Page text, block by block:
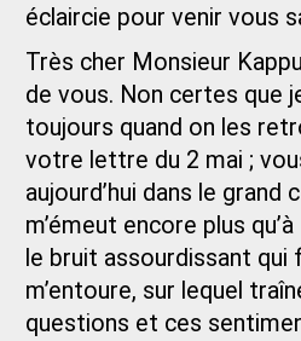
éclaircie pour venir vous
Très cher Monsieur
de vous. Non certes que
toujours quand on les
votre lettre du 2 mai ;
aujourd’hui dans le
m’émeut encore plus
le bruit assourdissant
m’entoure, sur lequel
questions et ces